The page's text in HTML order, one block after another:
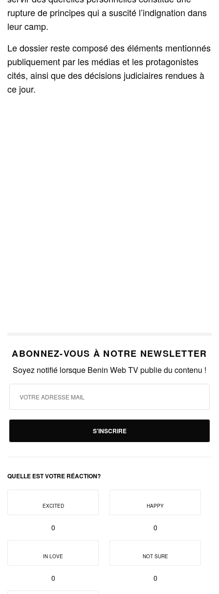
rupture de principes qui a suscité l’indignation dans
leur camp.
Le dossier reste composé des éléments mentionnés
publiquement par les médias et les protagonistes
cités, ainsi que des décisions judiciaires rendues à
ce jour.
ABONNEZ-VOUS À NOTRE NEWSLETTER
Soyez notifié lorsque Benin Web TV publie du contenu !
S'INSCRIRE
QUELLE EST VOTRE RÉACTION?
EXCITED
0
HAPPY
0
IN LOVE
0
NOT SURE
0